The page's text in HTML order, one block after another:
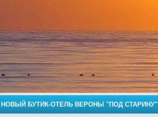
НОВЫЙ БУТИК-ОТЕЛЬ ВЕРОНЫ "ПОД СТАРИНУ"